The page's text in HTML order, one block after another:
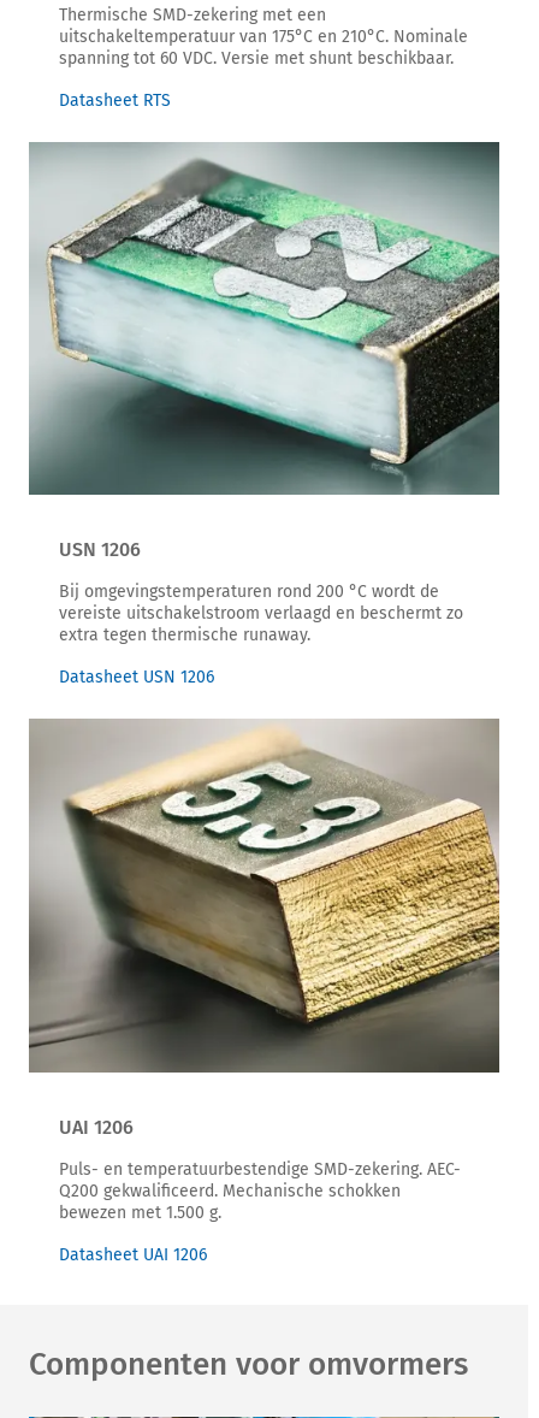
Thermische SMD-zekering met een
uitschakeltemperatuur van 175°C en 210°C. Nominale
spanning tot 60 VDC. Versie met shunt beschikbaar.
Datasheet RTS
USN 1206
Bij omgevingstemperaturen rond 200 °C wordt de
vereiste uitschakelstroom verlaagd en beschermt zo
extra tegen thermische runaway.
Datasheet USN 1206
UAI 1206
Puls- en temperatuurbestendige SMD-zekering. AEC-
Q200 gekwalificeerd. Mechanische schokken
bewezen met 1.500 g.
Datasheet UAI 1206
Componenten voor omvormers